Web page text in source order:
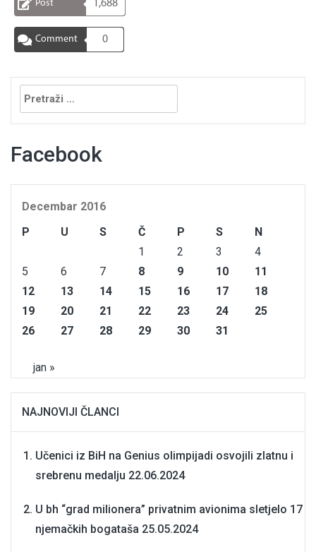
Post 1,688
Comment 0
Pretraga:
Facebook
Decembar 2016
P
U S Č P S
N
1
2 3
4
5
6 7 8 9 10
11
12
13 14 15 16 17
18
19
20 21 22 23 24
25
26
27 28 29 30 31
jan »
NAJNOVIJI ČLANCI
Učenici iz BiH na Genius olimpijadi osvojili zlatnu i
srebrenu medalju 22.06.2024
U bh “grad milionera” privatnim avionima sletjelo 17
njemačkih bogataša 25.05.2024